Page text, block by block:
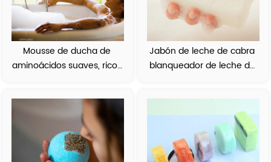
Mousse de ducha de
aminoácidos suaves, ricos
Jabón de leche de cabra
blanqueador de leche de